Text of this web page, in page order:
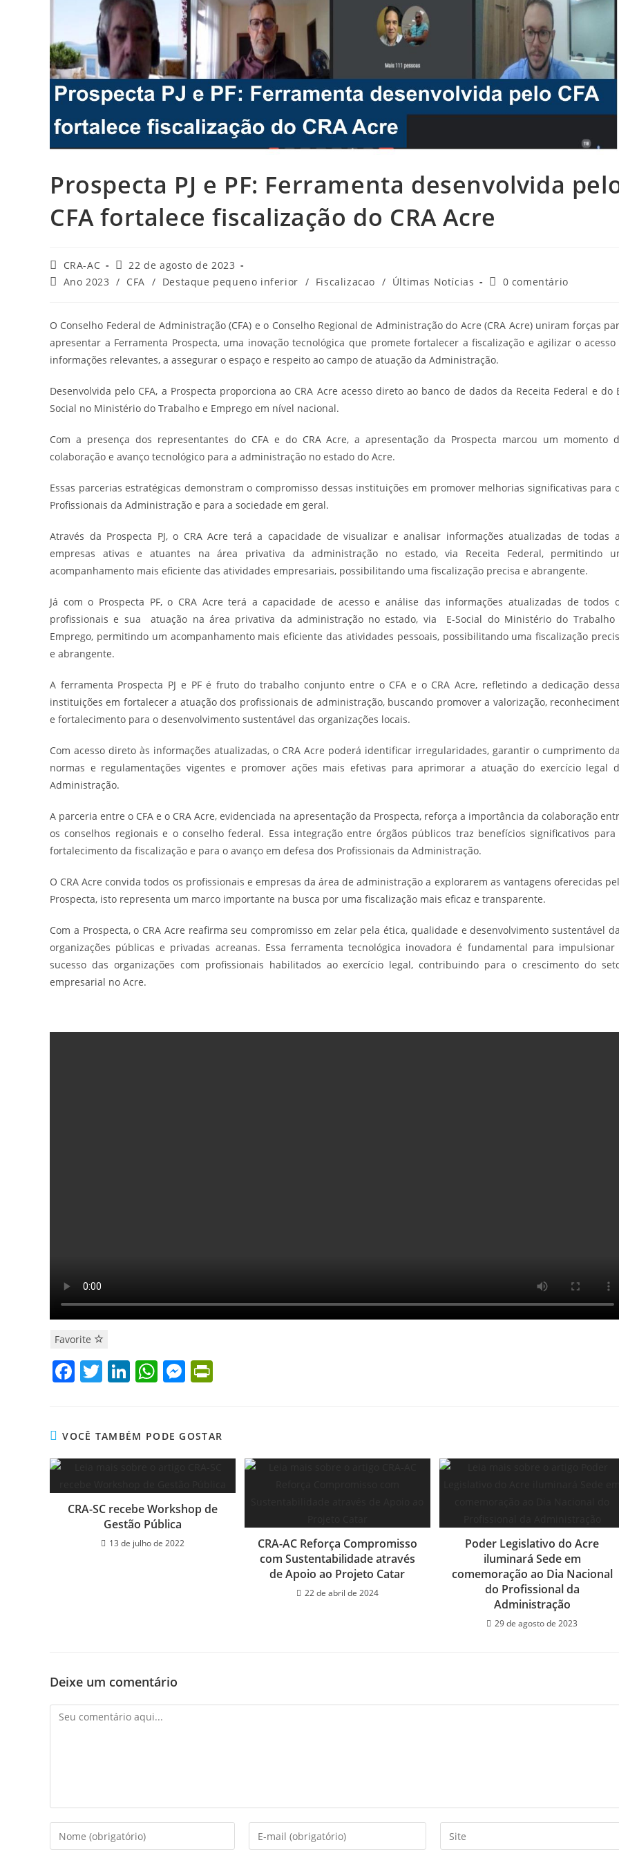
Prospecta PJ e PF: Ferramenta desenvolvida
CFA fortalece fiscalização do CRA Acre
Autor
do
CRA-AC
Post
publicado:
22 de agosto de 2023
Categoria
Ano 2023 / CFA / Destaque pequeno inferior / Fiscalizacao / Últimas Notícias
Comentários
0 comentário
O Conselho Federal de Administração (CFA) e o Conselho Regional de Administração do Acre (CRA Acre) uniram forças
apresentar a Ferramenta Prospecta, uma inovação tecnológica que promete fortalecer a fiscalização e agilizar o acesso
informações relevantes, a assegurar o espaço e respeito ao campo de atuação da Administração.
Desenvolvida pelo CFA, a Prospecta proporciona ao CRA Acre acesso direto ao banco de dados da Receita Federal e do
Social no Ministério do Trabalho e Emprego em nível nacional.
Com a presença dos representantes do CFA e do CRA Acre, a apresentação da Prospecta marcou um momento
colaboração e avanço tecnológico para a administração no estado do Acre.
Essas parcerias estratégicas demonstram o compromisso dessas instituições em promover melhorias significativas para
Profissionais da Administração e para a sociedade em geral.
Através da Prospecta PJ, o CRA Acre terá a capacidade de visualizar e analisar informações atualizadas de todas
empresas ativas e atuantes na área privativa da administração no estado, via Receita Federal, permitindo
acompanhamento mais eficiente das atividades empresariais, possibilitando uma fiscalização precisa e abrangente.
Já com o Prospecta PF, o CRA Acre terá a capacidade de acesso e análise das informações atualizadas de todos
profissionais e sua atuação na área privativa da administração no estado, via E-Social do Ministério do Trabalho
Emprego, permitindo um acompanhamento mais eficiente das atividades pessoais, possibilitando uma fiscalização
e abrangente.
A ferramenta Prospecta PJ e PF é fruto do trabalho conjunto entre o CFA e o CRA Acre, refletindo a dedicação
instituições em fortalecer a atuação dos profissionais de administração, buscando promover a valorização,
e fortalecimento para o desenvolvimento sustentável das organizações locais.
Com acesso direto às informações atualizadas, o CRA Acre poderá identificar irregularidades, garantir o cumprimento
normas e regulamentações vigentes e promover ações mais efetivas para aprimorar a atuação do exercício legal
Administração.
A parceria entre o CFA e o CRA Acre, evidenciada na apresentação da Prospecta, reforça a importância da colaboração
os conselhos regionais e o conselho federal. Essa integração entre órgãos públicos traz benefícios significativos para
fortalecimento da fiscalização e para o avanço em defesa dos Profissionais da Administração.
O CRA Acre convida todos os profissionais e empresas da área de administração a explorarem as vantagens oferecidas
Prospecta, isto representa um marco importante na busca por uma fiscalização mais eficaz e transparente.
Com a Prospecta, o CRA Acre reafirma seu compromisso em zelar pela ética, qualidade e desenvolvimento sustentável
organizações públicas e privadas acreanas. Essa ferramenta tecnológica inovadora é fundamental para impulsionar
sucesso das organizações com profissionais habilitados ao exercício legal, contribuindo para o crescimento do
empresarial no Acre.
Favorite
F
e
b
o
T
er
Li
e
dI
W
s
A
p
M
e
n
er
ri
e
dl
VOCÊ TAMBÉM PODE GOSTAR
CRA-SC recebe Workshop de
Gestão Pública
13 de julho de 2022
CRA-AC Reforça Compromisso
com Sustentabilidade através
de Apoio ao Projeto Catar
22 de abril de 2024
Poder Legislativo do Acre
iluminará Sede em
comemoração ao Dia Nacional
do Profissional da
Administração
29 de agosto de 2023
Deixe um comentário
Comentário
Digite
seu
Digite
seu
Digite
o